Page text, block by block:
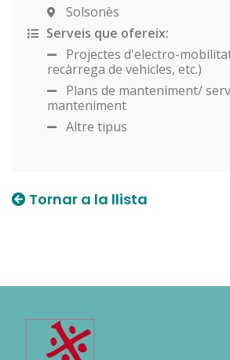
Solsonès
Serveis que ofereix:
Projectes d'electro-
recàrrega de vehicles, etc.)
Plans de manteniment/
manteniment
Altre tipus
Tornar a la llista